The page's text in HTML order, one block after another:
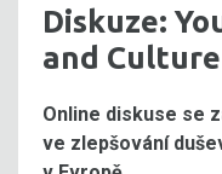
Diskuze:
and Culture
Online diskuse se
ve zlepšování